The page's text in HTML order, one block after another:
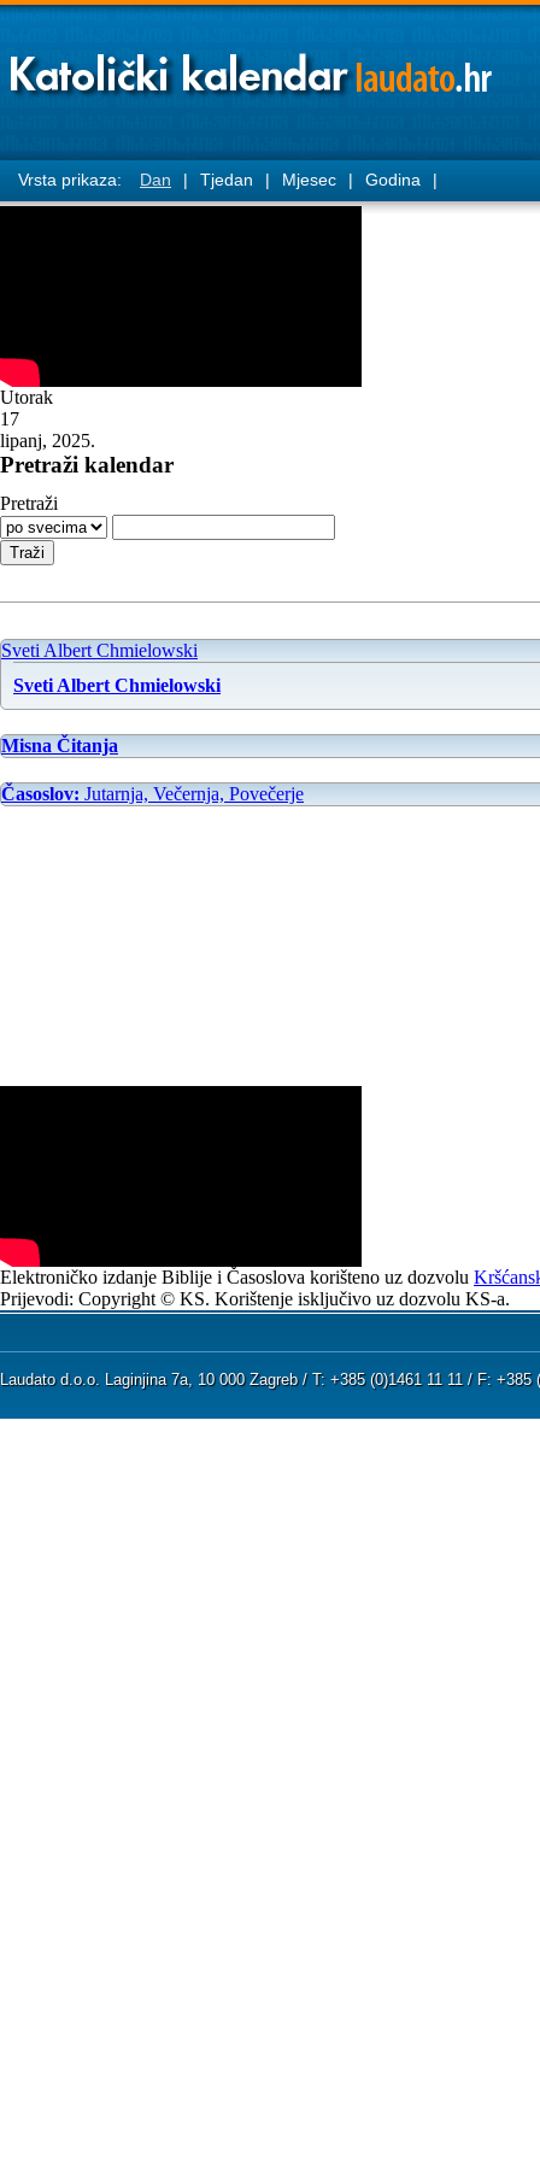
Vrsta prikaza: Dan | Tjedan | Mjesec | Godina |
Utorak
17
lipanj, 2025.
Pretraži kalendar
Pretraži
Sveti Albert Chmielowski
Sveti Albert Chmielowski
Misna Čitanja
Časoslov: Jutarnja, Večernja, Povečerje
Elektroničko izdanje Biblije i Časoslova korišteno uz dozvolu
Prijevodi: Copyright © KS. Korištenje isključivo uz dozvolu KS-a.
Laudato d.o.o. Laginjina 7a, 10 000 Zagreb / T: +385 (0)1461 11 11 / F: